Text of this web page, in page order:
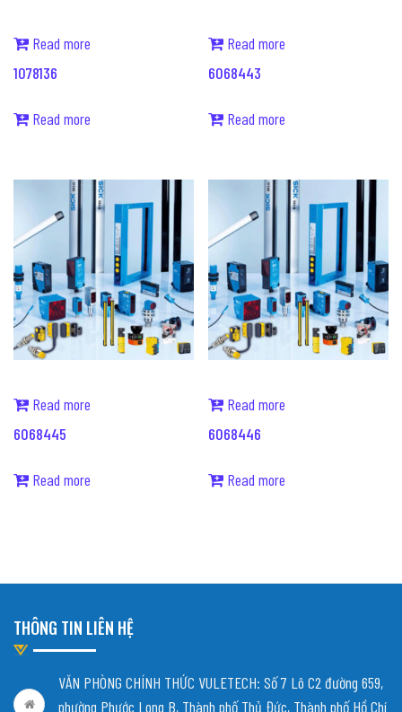
Read more
1078136
Read more
Read more
6068443
Read more
Read more
6068445
Read more
Read more
6068446
Read more
THÔNG TIN LIÊN HỆ
VĂN PHÒNG CHÍNH THỨC VULETECH: Số 7 Lô C2 đường 659,
phường Phước Long B, Thành phố Thủ Đức, Thành phố Hồ Chí